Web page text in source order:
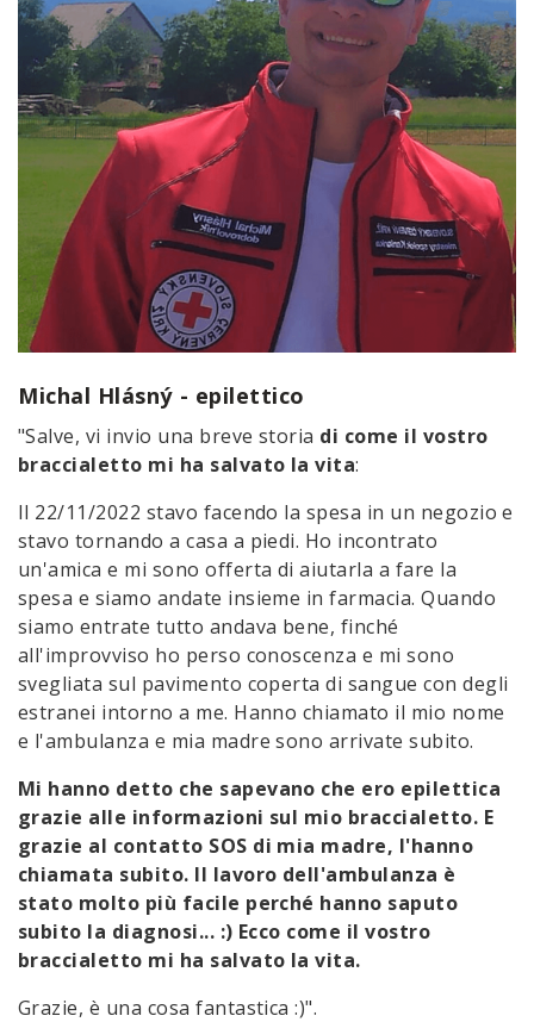
Michal Hlásný - epilettico
"Salve, vi invio una breve storia di come il vostro
braccialetto mi ha salvato la vita:
Il 22/11/2022 stavo facendo la spesa in un negozio e
stavo tornando a casa a piedi. Ho incontrato
un'amica e mi sono offerta di aiutarla a fare la
spesa e siamo andate insieme in farmacia. Quando
siamo entrate tutto andava bene, finché
all'improvviso ho perso conoscenza e mi sono
svegliata sul pavimento coperta di sangue con degli
estranei intorno a me. Hanno chiamato il mio nome
e l'ambulanza e mia madre sono arrivate subito.
Mi hanno detto che sapevano che ero epilettica
grazie alle informazioni sul mio braccialetto. E
grazie al contatto SOS di mia madre, l'hanno
chiamata subito. Il lavoro dell'ambulanza è
stato molto più facile perché hanno saputo
subito la diagnosi... :) Ecco come il vostro
braccialetto mi ha salvato la vita.
Grazie, è una cosa fantastica :)".